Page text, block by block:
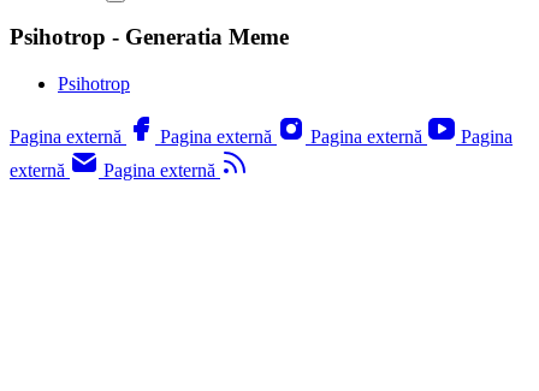
Psihotrop - Generatia Meme
Psihotrop
Pagina externă Pagina externă Pagina externă
Pagina
externă
Pagina externă